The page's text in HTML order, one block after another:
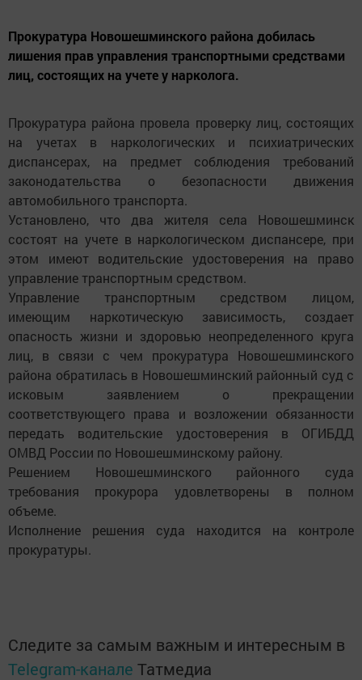
Прокуратура Новошешминского района добилась
лишения прав управления транспортными средствами
лиц, состоящих на учете у нарколога.
Прокуратура района провела проверку лиц, состоящих
на учетах в наркологических и психиатрических
диспансерах, на предмет соблюдения требований
законодательства о безопасности движения
автомобильного транспорта.
Установлено, что два жителя села Новошешминск
состоят на учете в наркологическом диспансере, при
этом имеют водительские удостоверения на право
управление транспортным средством.
Управление транспортным средством лицом,
имеющим наркотическую зависимость, создает
опасность жизни и здоровью неопределенного круга
лиц, в связи с чем прокуратура Новошешминского
района обратилась в Новошешминский районный суд с
исковым заявлением о прекращении
соответствующего права и возложении обязанности
передать водительские удостоверения в ОГИБДД
ОМВД России по Новошешминскому району.
Решением Новошешминского районного суда
требования прокурора удовлетворены в полном
объеме.
Исполнение решения суда находится на контроле
прокуратуры.
Следите за самым важным и интересным в
Telegram-канале Татмедиа